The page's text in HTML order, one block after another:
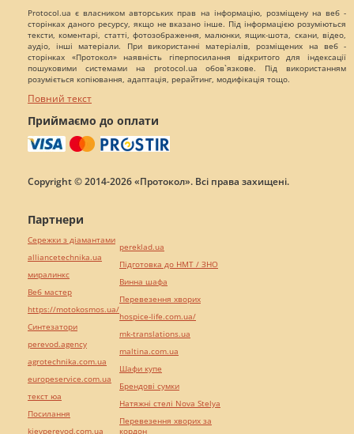
Protocol.ua є власником авторських прав на інформацію, розміщену на веб -
сторінках даного ресурсу, якщо не вказано інше. Під інформацією розуміються
тексти, коментарі, статті, фотозображення, малюнки, ящик-шота, скани, відео,
аудіо, інші матеріали. При використанні матеріалів, розміщених на веб -
сторінках «Протокол» наявність гіперпосилання відкритого для індексації
пошуковими системами на protocol.ua обов`язкове. Під використанням
розуміється копіювання, адаптація, рерайтинг, модифікація тощо.
Повний текст
Приймаємо до оплати
Copyright © 2014-2026 «Протокол». Всі права захищені.
Партнери
Сережки з діамантами
alliancetechnika.ua
миралинкс
Веб мастер
https://motokosmos.ua/
Синтезатори
perevod.agency
agrotechnika.com.ua
europeservice.com.ua
текст юа
Посилання
kievperevod.com.ua
pereklad.ua
Підготовка до НМТ / ЗНО
Винна шафа
Перевезення хворих
hospice-life.com.ua/
mk-translations.ua
maltina.com.ua
Шафи купе
Брендові сумки
Натяжні стелі Nova Stelya
Перевезення хворих за
кордон